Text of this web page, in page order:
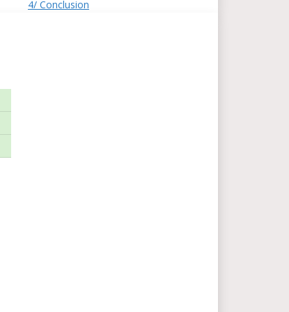
4/ Conclusion